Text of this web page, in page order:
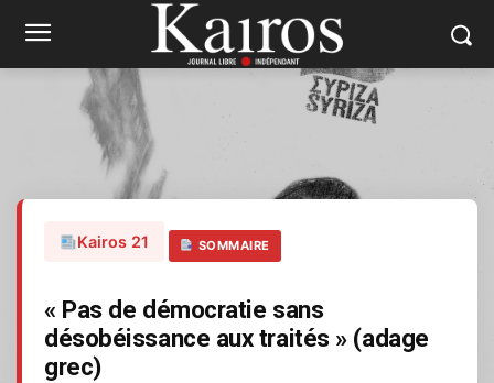
Kairos 21 SOMMAIRE
« Pas de démocratie sans
désobéissance aux traités » (adage
grec)